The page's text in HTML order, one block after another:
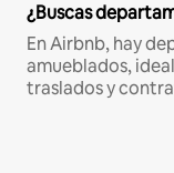
¿Buscas
En Airbnb, hay
amueblados,
traslados y